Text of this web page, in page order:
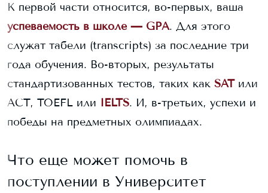
К первой части относится, во-первых, ваша
успеваемость в школе — GPA. Для этого
служат табели (transcripts) за последние три
года обучения. Во-вторых, результаты
стандартизованных тестов, таких как SAT или
ACT, TOEFL или IELTS. И, в-третьих, успехи и
победы на предметных олимпиадах.
Что еще может помочь в
поступлении в Университет